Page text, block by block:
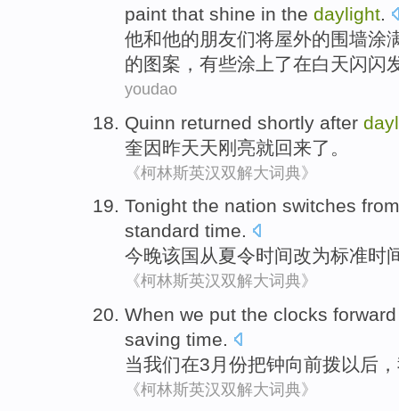
paint that shine in the daylight.
他和他的朋友们将屋外的围墙涂
的图案 ， 有些涂 上了在白天闪闪
youdao
Quinn returned shortly after
奎因昨天天刚亮就回来了。
《柯林斯英汉双解大词典》
Tonight the nation switches
standard time.
今晚该国 从夏令时间改为标准时
《柯林斯英汉双解大词典》
When we put the clocks forward
saving time.
当我们在3月份把钟向前拨以后
《柯林斯英汉双解大词典》